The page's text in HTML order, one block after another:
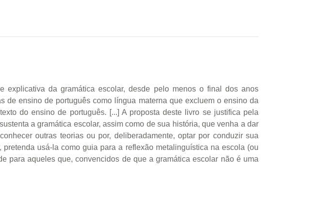
da gramática escolar, desde pelo menos o final dos anos
ensino de português como língua materna que excluem o ensino da
do ensino de português. [...] A proposta deste livro se justifica pela
a gramática escolar, assim como de sua história, que venha a dar
outras teorias ou por, deliberadamente, optar por conduzir sua
usá-la como guia para a reflexão metalinguística na escola (ou
para aqueles que, convencidos de que a gramática escolar não é uma